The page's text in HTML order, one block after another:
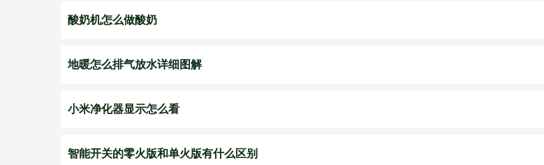
酸奶机怎么做酸奶
地暖怎么排气放水详细图解
小米净化器显示怎么看
智能开关的零火版和单火版有什么区别